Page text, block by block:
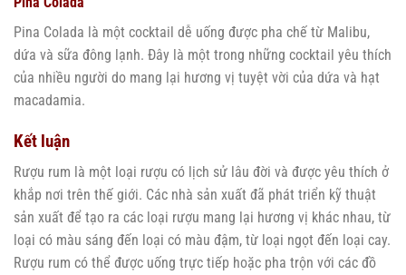
Pina Colada là một cocktail dễ uống được pha chế từ Malibu,
dứa và sữa đông lạnh. Đây là một trong những cocktail yêu thích
của nhiều người do mang lại hương vị tuyệt vời của dứa và hạt
macadamia.
Kết luận
Rượu rum là một loại rượu có lịch sử lâu đời và được yêu thích ở
khắp nơi trên thế giới. Các nhà sản xuất đã phát triển kỹ thuật
sản xuất để tạo ra các loại rượu mang lại hương vị khác nhau, từ
loại có màu sáng đến loại có màu đậm, từ loại ngọt đến loại cay.
Rượu rum có thể được uống trực tiếp hoặc pha trộn với các đồ